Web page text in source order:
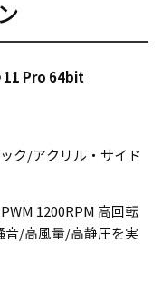
Pro 64bit
ク/アクリル・サイド
1200RPM 高回転
音/高風量/高静圧を実